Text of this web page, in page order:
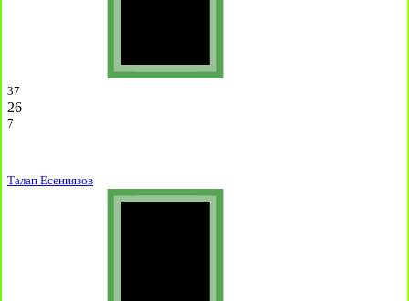
37
26
7
Талап Есениязов